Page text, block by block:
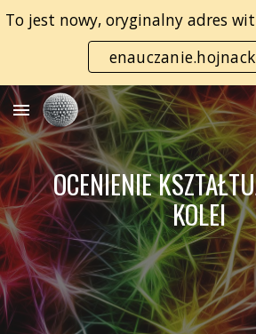
Skip to main content
OCENIENIE
KOLEI